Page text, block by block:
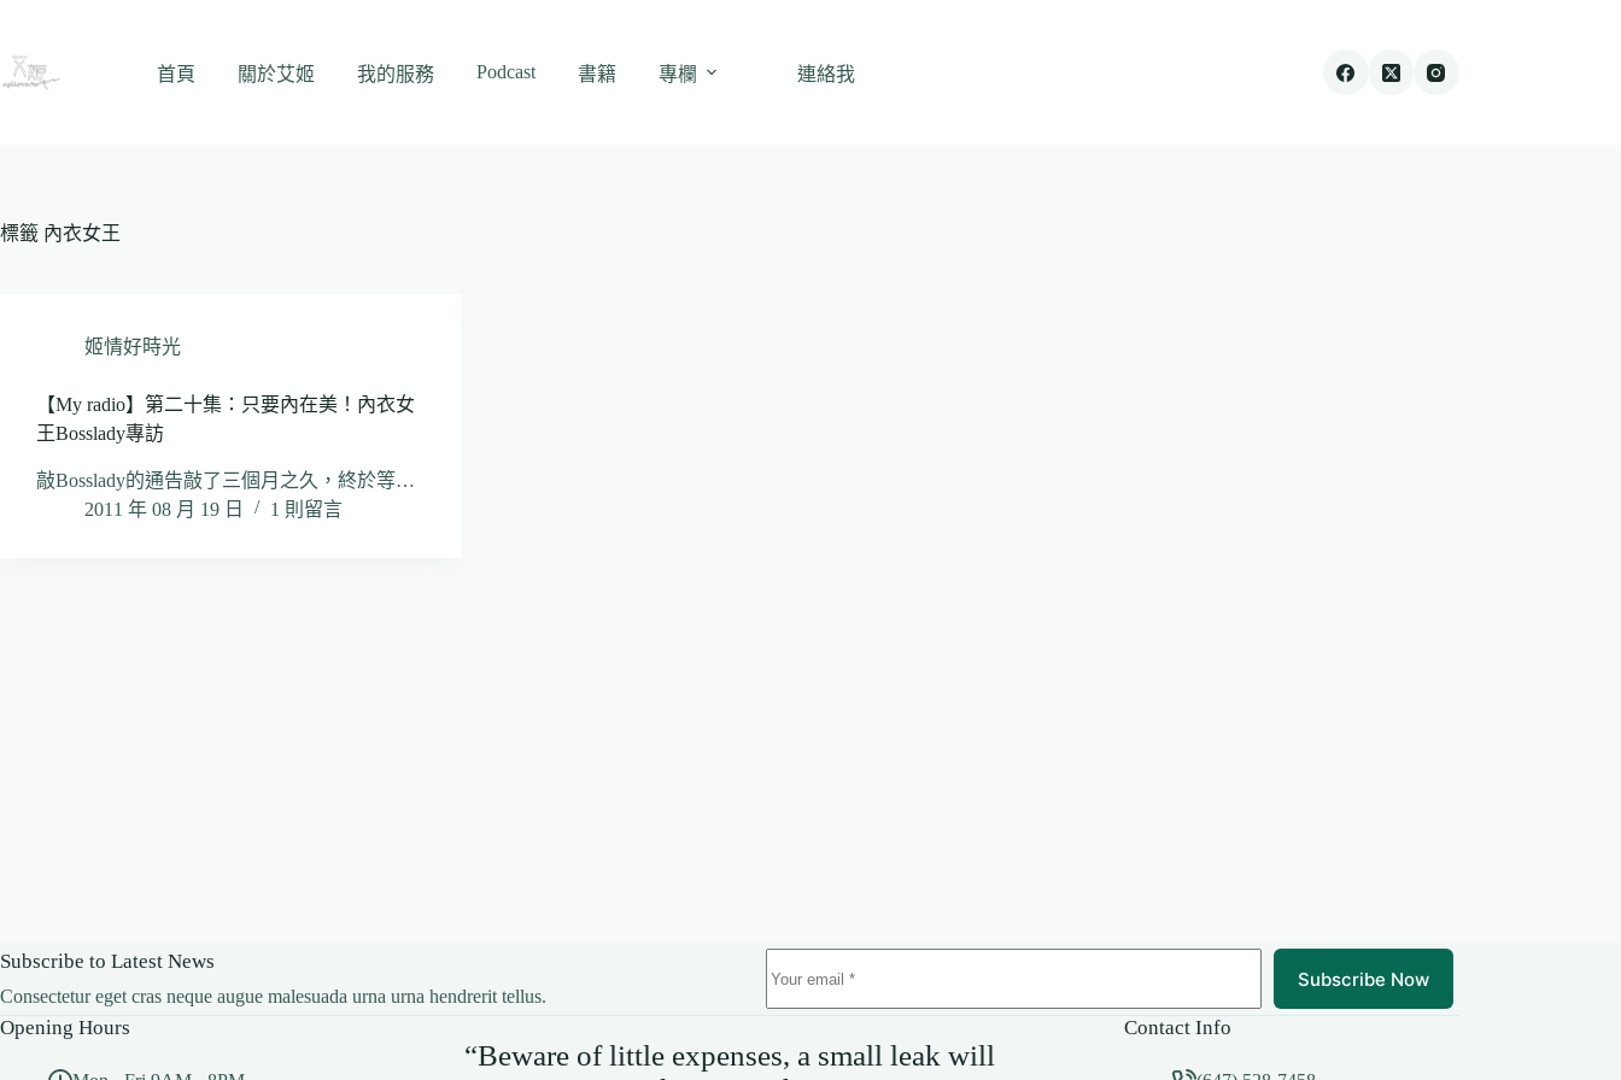
主
首頁 關於艾姬 我的服務 Podcast 書籍 專欄 連絡我
標籤 內衣女王
姬情好時光
【My radio】第二十集：只要內在美！內衣女
王Bosslady專訪
敲Bosslady的通告敲了三個月之久，終於等…
2011 年 08 月 19 日
1 則留言
Subscribe to Latest News
Consectetur eget cras neque augue malesuada urna urna hendrerit tellus.
Subscribe Now
Opening Hours
“Beware of little expenses, a small leak will
Contact Info